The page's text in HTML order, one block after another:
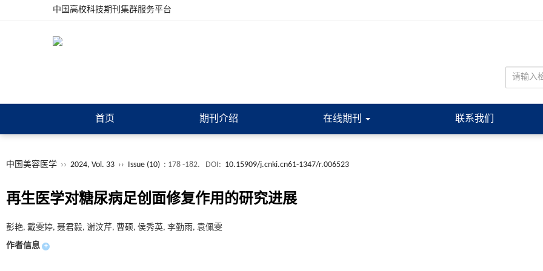
中国高校科技期刊集群服务平台
首页 期刊介绍 在线期刊 联系我们
中国美容医学 ›› 2024, Vol. 33 ›› Issue (10) : 178 -182. DOI: 10.15909/j.cnki.cn61-1347/r.006523
再生医学对糖尿病足创面修复作用的研究进展
彭艳, 戴雯婷, 聂君毅, 谢汶芹, 曹硕, 侯秀英, 李勤雨, 袁佩雯
作者信息 +